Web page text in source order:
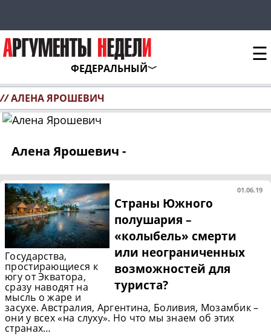
ФЕДЕРАЛЬНЫЙ
☰
//АЛЕНА ЯРОШЕВИЧ
Алена Ярошевич -
01.06.19
Страны Южного
полушария –
«колыбель» смерти
или неограниченных
возможностей для
туриста?
Государства,
простирающиеся к
югу от Экватора,
сразу наводят на
мысль о жаре и
засухе. Австралия, Аргентина, Боливия, Мозамбик –
они у всех «на слуху». Но что мы знаем об этих
странах…